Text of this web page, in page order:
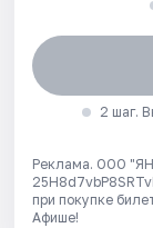
2 шаг.
Реклама. ООО
при покупке
Афише!